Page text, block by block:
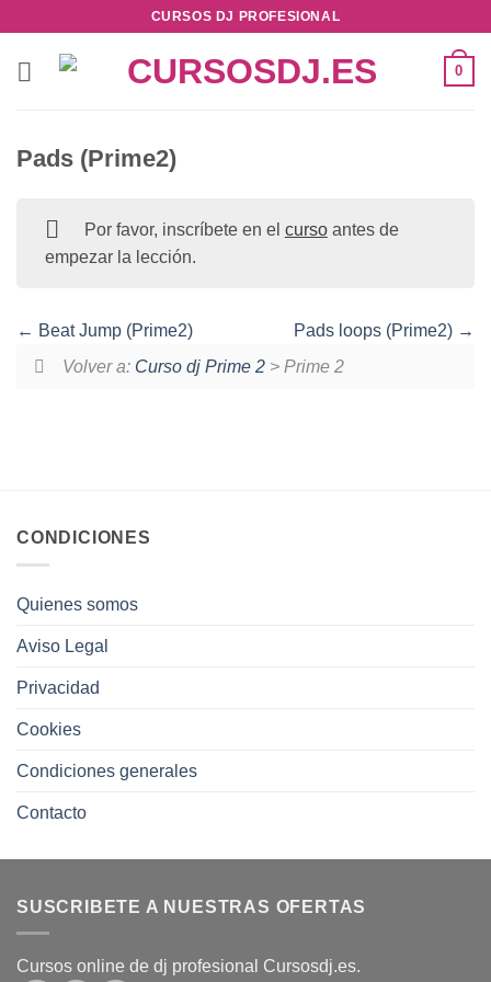
contenido
CURSOS DJ PROFESIONAL
0
Pads (Prime2)
Por favor, inscríbete en el cursoantes de
empezar la lección.
Beat Jump (Prime2)
Pads loops (Prime2)
Volver a: Curso dj Prime 2> Prime 2
CONDICIONES
Quienes somos
Aviso Legal
Privacidad
Cookies
Condiciones generales
Contacto
SUSCRIBETE A NUESTRAS OFERTAS
Cursos online de dj profesional Cursosdj.es.